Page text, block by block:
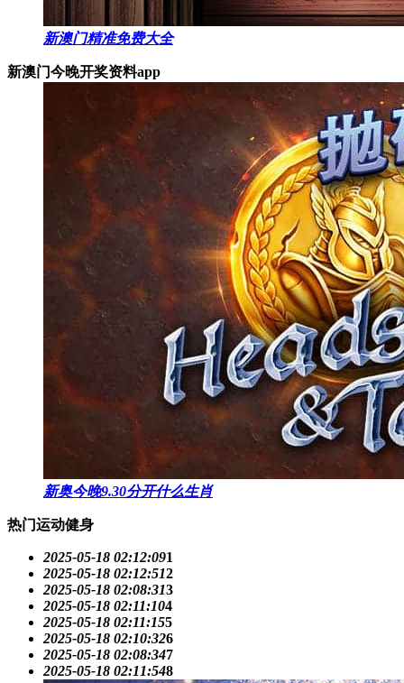
新澳门精准免费大全
新澳门今晚开奖资料app
新奥今晚9.30分开什么生肖
热门运动健身
2025-05-18 02:12:091
2025-05-18 02:12:512
2025-05-18 02:08:313
2025-05-18 02:11:104
2025-05-18 02:11:155
2025-05-18 02:10:326
2025-05-18 02:08:347
2025-05-18 02:11:548